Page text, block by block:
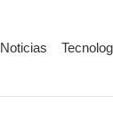
Noticias